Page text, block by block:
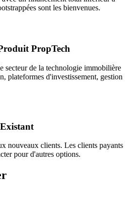
sont les bienvenues.
PropTech
secteur de la technologie immobilière
plateformes d'investissement, gestion
nouveaux clients. Les clients payants
pour d'autres options.